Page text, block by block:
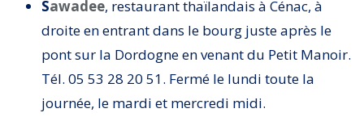
Sawadee, restaurant thaïlandais à Cénac, à
droite en entrant dans le bourg juste après le
pont sur la Dordogne en venant du Petit Manoir.
Tél. 05 53 28 20 51. Fermé le lundi toute la
journée, le mardi et mercredi midi.